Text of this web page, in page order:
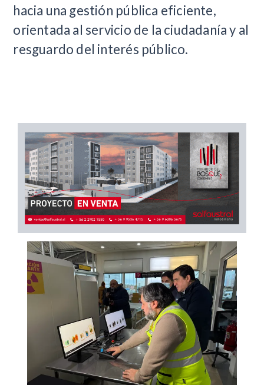
hacia una gestión pública eficiente,
orientada al servicio de la ciudadanía y al
resguardo del interés público.